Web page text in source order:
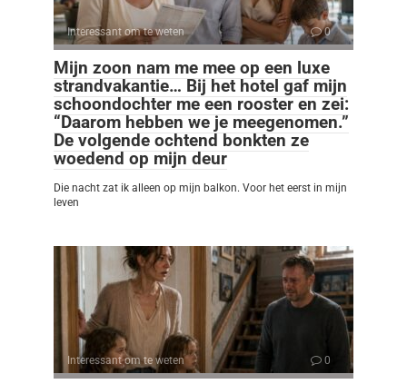
Interessant om te weten 0
Mijn zoon nam me mee op een luxe
strandvakantie… Bij het hotel gaf mijn
schoondochter me een rooster en zei:
“Daarom hebben we je meegenomen.”
De volgende ochtend bonkten ze
woedend op mijn deur
Die nacht zat ik alleen op mijn balkon. Voor het eerst in mijn
leven
Interessant om te weten 0